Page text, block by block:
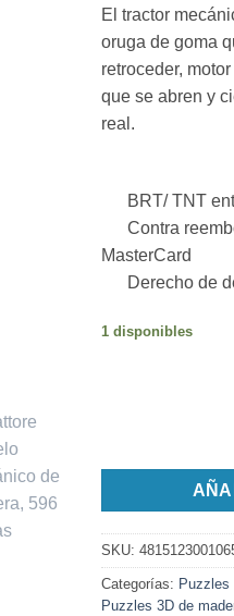
El tractor
oruga de goma
retroceder,
que se abren y
real.
BRT/ TNT
Contra
MasterCard
Derecho de
1 disponibles
SKU:
Categorías: Puzzles
Puzzles 3D de